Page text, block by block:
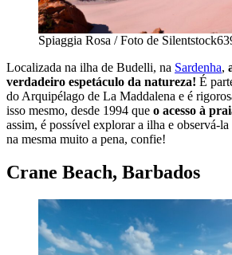
Spiaggia Rosa / Foto de
Localizada na ilha de Budelli, na Sardenha,
verdadeiro espetáculo da natureza! É
do Arquipélago de La Maddalena e é
isso mesmo, desde 1994 que o acesso à
assim, é possível explorar a ilha e observá-
na mesma muito a pena, confie!
Crane Beach, Barbados